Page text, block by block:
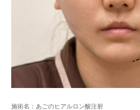
施術名：あごのヒアルロン酸注射